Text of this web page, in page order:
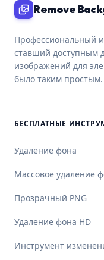
Remove
Профессиональный
ставший доступным
изображений для
было таким простым.
БЕСПЛАТНЫЕ
Удаление фона
Массовое удаление
Прозрачный PNG
Удаление фона HD
Инструмент